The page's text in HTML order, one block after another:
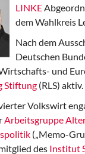
LINKE
dem Wahlkreis
Nach dem
Deutschen
und
Stiftung (RLS) aktiv.
Volkswirt
Arbeitsgruppe
(„Memo-
des Institut